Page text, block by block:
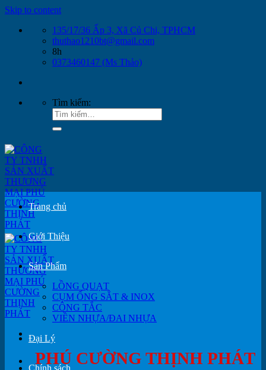
Skip to content
135/17/36 Ấp 3, Xã Củ Chi, TPHCM
thuthao1210bt@gmail.com
8h
0373460147 (Ms Thảo)
Tìm kiếm:
PHÚ CƯỜNG THỊNH PHÁT
Trang chủ
Giới Thiệu
Sản Phẩm
LỒNG QUẠT
CỤM ỐNG SẮT & INOX
CÔNG TẮC
VIỀN NHỰA/ĐAI NHỰA
Đại Lý
Chính sách